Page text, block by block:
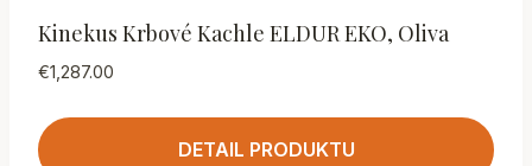
Kinekus Krbové Kachle ELDUR EKO, Oliva
€1,287.00
DETAIL PRODUKTU